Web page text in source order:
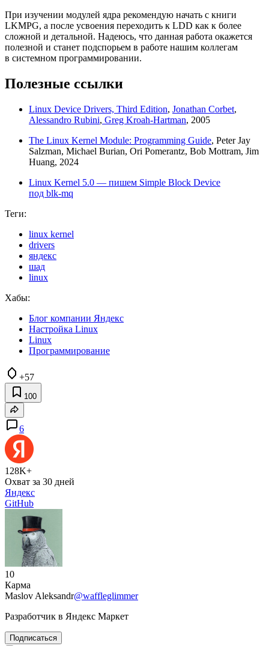
При изучении модулей ядра рекомендую начать с книги
LKMPG, а после усвоения переходить к LDD как к более
сложной и детальной. Надеюсь, что данная работа окажется
полезной и станет подспорьем в работе нашим коллегам
в системном программировании.
Полезные ссылки
Linux Device Drivers, Third Edition, Jonathan Corbet,
Alessandro Rubini, Greg Kroah‑Hartman, 2005
The Linux Kernel Module: Programming Guide, Peter Jay
Salzman, Michael Burian, Ori Pomerantz, Bob Mottram, Jim
Huang, 2024
Linux Kernel 5.0 — пишем Simple Block Device
под blk‑mq
Теги:
linux kernel
drivers
яндекс
шад
linux
Хабы:
Блог компании Яндекс
Настройка Linux
Linux
Программирование
+57
100
6
128K+
Охват за 30 дней
Яндекс
GitHub
10
Карма
Maslov Aleksandr@waffleglimmer
Разработчик в Яндекс Маркет
Подписаться